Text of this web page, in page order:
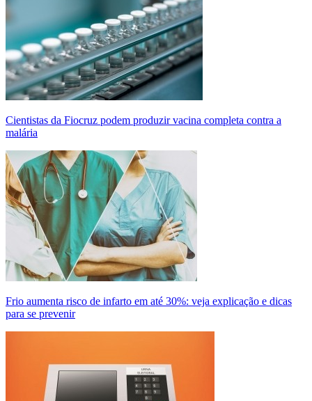
Cientistas da Fiocruz podem produzir vacina completa contra a
malária
Frio aumenta risco de infarto em até 30%: veja explicação e dicas
para se prevenir